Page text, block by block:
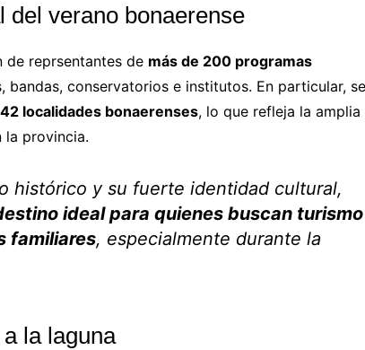
del verano bonaerense
reprsentantes de más de 200 programas
bandas, conservatorios e institutos. En particular, se
42 localidades bonaerenses, lo que refleja la amplia
la provincia.
histórico y su fuerte identidad cultural,
ideal para quienes buscan turismo
familiares, especialmente durante la
la laguna